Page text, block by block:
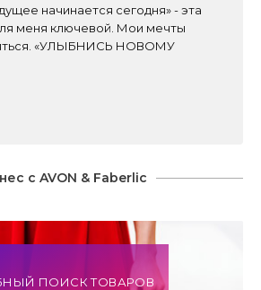
начинается сегодня» - эта
меня ключевой. Мои мечты
«УЛЫБНИСЬ НОВОМУ
с AVON & Faberlic
ПОИСК ТОВАРОВ